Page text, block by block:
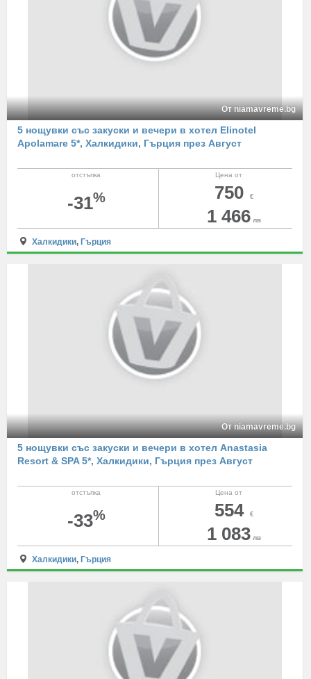
От niamavreme.bg
5 нощувки със закуски и вечери в хотел Elinotel
Apolamare 5*, Халкидики, Гърция през Август
Цена от
750 €
1 466 лв
отстъпка
-31%
Халкидики, Гърция
От niamavreme.bg
5 нощувки със закуски и вечери в хотел Anastasia
Resort & SPA 5*, Халкидики, Гърция през Август
Цена от
554 €
1 083 лв
отстъпка
-33%
Халкидики, Гърция